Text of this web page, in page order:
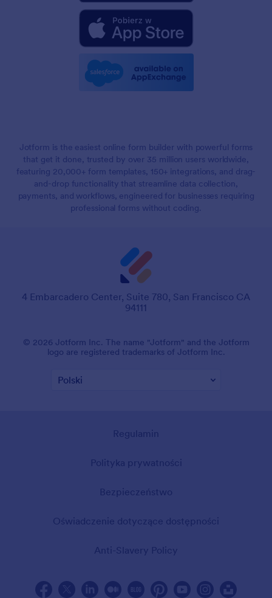
Jotform is the easiest online form builder with powerful forms
that get it done, trusted by over 35 million users worldwide,
featuring 20,000+ form templates, 150+ integrations, and drag-
and-drop functionality that streamline data collection,
payments, and workflows, engineered for businesses requiring
professional forms without coding.
4 Embarcadero Center, Suite 780, San Francisco CA
94111
© 2026 Jotform Inc. The name "Jotform" and the Jotform
logo are registered trademarks of Jotform Inc.
Regulamin
Polityka prywatności
Bezpieczeństwo
Oświadczenie dotyczące dostępności
Anti-Slavery Policy